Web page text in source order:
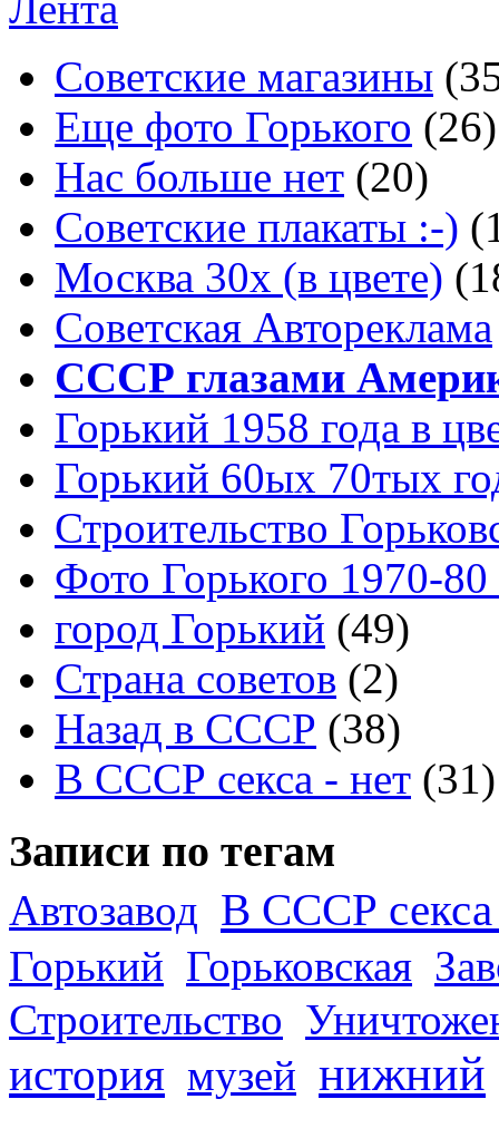
Советские магазины
Еще фото Горького (26)
Нас больше нет (20)
Советские плакаты :-)
Москва 30x (в цвете)
Советская Автореклама
СССР глазами
Горький 1958 года в
Горький 60ых 70тых
Строительство
Фото Горького 1970-80
город Горький (49)
Страна советов (2)
Назад в СССР (38)
В СССР секса - нет (31)
Записи по тегам
Автозавод В СССР секса
Горький Горьковская
Строительство
история музей нижний